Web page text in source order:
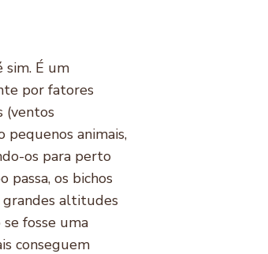
sim. É um
por fatores
(ventos
pequenos animais,
os para perto
passa, os bichos
grandes altitudes
se fosse uma
conseguem